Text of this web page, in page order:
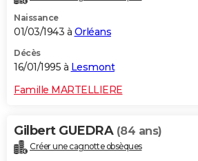
Naissance
01/03/1943 à Orléans
Décès
16/01/1995 à Lesmont
Famille MARTELLIERE
Gilbert GUEDRA (84 ans)
Créer une cagnotte obsèques